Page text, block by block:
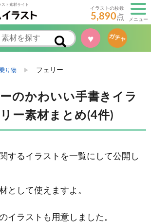
ト素材サイト
イラストの枚数
5,890点 メニュー
♥ ガチャ
り物 フェリー
のかわいい手書きイラ
ー素材まとめ(4件)
するイラストを一覧にして公開し
として使えますよ。
イラストも用意しました。